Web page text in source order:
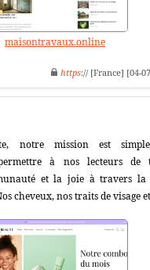
maisontravaux.online
https:// [France] [04-
notre mission est
à nos lecteurs de
et la joie à travers la
cheveux, nos traits de visage